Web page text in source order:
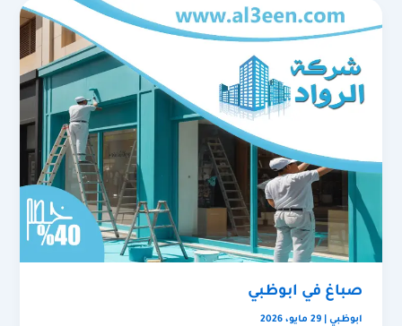
صباغ في ابوظبي
ابوظبي |29 مايو، 2026